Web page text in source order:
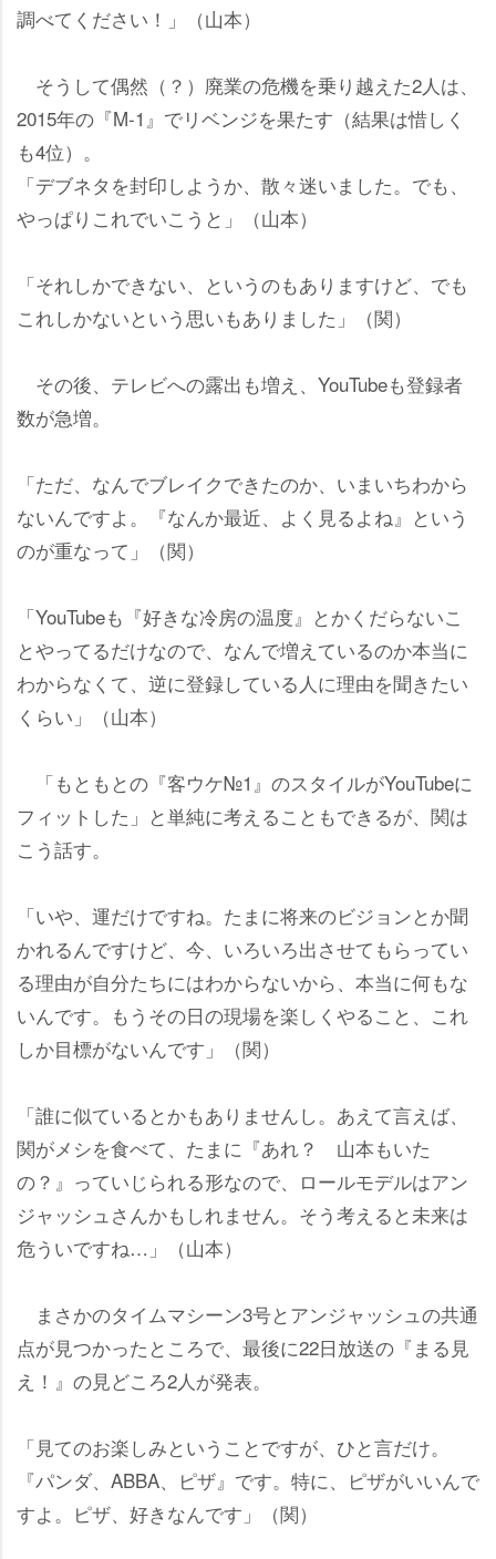
調べてください！」（山本）
そうして偶然（？）廃業の危機を乗り越えた2人は、
2015年の『M-1』でリベンジを果たす（結果は惜しく
も4位）。
「デブネタを封印しようか、散々迷いました。でも、
っぱりこれでいこうと」（山本）
「それしかできない、というのもありますけど、でも
これしかないという思いもありました」（関）
その後、テレビへの露出も増え、YouTubeも登録者
数が急増。
「ただ、なんでブレイクできたのか、いまいちわから
ないんですよ。『なんか最近、よく見るよね』という
のが重なって」（関）
「YouTubeも『好きな冷房の温度』とかくだらないこ
とやってるだけなので、なんで増えているのか本当に
わからなくて、逆に登録している人に理由を聞きたい
くらい」（山本）
「もともとの『客ウケ№1』のスタイルがYouTubeに
フィットした」と単純に考えることもできるが、関は
こう話す。
「いや、運だけですね。たまに将来のビジョンとか聞
かれるんですけど、今、いろいろ出させてもらってい
る理由が自分たちにはわからないから、本当に何もな
いんです。もうその日の現場を楽しくやること、これ
しか目標がないんです」（関）
「誰に似ているとかもありませんし。あえて言えば、
関がメシを食べて、たまに『あれ？ 山本もいた
の？』っていじられる形なので、ロールモデルはアン
ジャッシュさんかもしれません。そう考えると未来は
危ういですね…」（山本）
まさかのタイムマシーン3号とアンジャッシュの共通
点が見つかったところで、最後に22日放送の『まる見
え！』の見どころ2人が発表。
「見てのお楽しみということですが、ひと言だけ。
『パンダ、ABBA、ピザ』です。特に、ピザがいいんで
すよ。ピザ、好きなんです」（関）